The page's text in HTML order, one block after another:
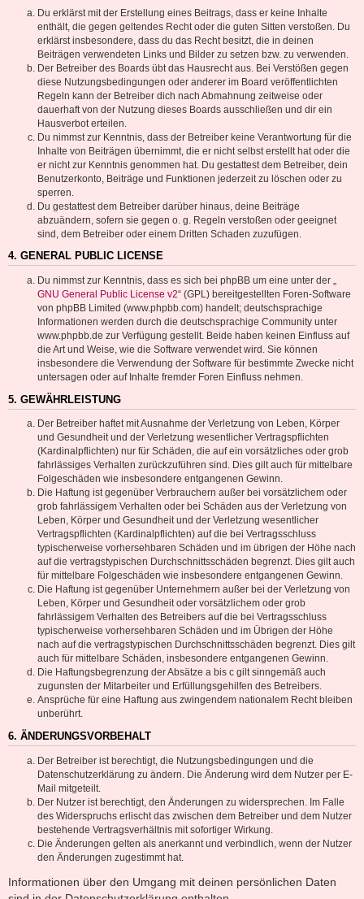
Du erklärst mit der Erstellung eines Beitrags, dass er keine Inhalte
enthält, die gegen geltendes Recht oder die guten Sitten verstoßen. Du
erklärst insbesondere, dass du das Recht besitzt, die in deinen
Beiträgen verwendeten Links und Bilder zu setzen bzw. zu verwenden.
Der Betreiber des Boards übt das Hausrecht aus. Bei Verstößen gegen
diese Nutzungsbedingungen oder anderer im Board veröffentlichten
Regeln kann der Betreiber dich nach Abmahnung zeitweise oder
dauerhaft von der Nutzung dieses Boards ausschließen und dir ein
Hausverbot erteilen.
Du nimmst zur Kenntnis, dass der Betreiber keine Verantwortung für die
Inhalte von Beiträgen übernimmt, die er nicht selbst erstellt hat oder die
er nicht zur Kenntnis genommen hat. Du gestattest dem Betreiber, dein
Benutzerkonto, Beiträge und Funktionen jederzeit zu löschen oder zu
sperren.
Du gestattest dem Betreiber darüber hinaus, deine Beiträge
abzuändern, sofern sie gegen o. g. Regeln verstoßen oder geeignet
sind, dem Betreiber oder einem Dritten Schaden zuzufügen.
4. GENERAL PUBLIC LICENSE
Du nimmst zur Kenntnis, dass es sich bei phpBB um eine unter der „
GNU General Public License v2“ (GPL) bereitgestellten Foren-Software
von phpBB Limited (www.phpbb.com) handelt; deutschsprachige
Informationen werden durch die deutschsprachige Community unter
www.phpbb.de zur Verfügung gestellt. Beide haben keinen Einfluss auf
die Art und Weise, wie die Software verwendet wird. Sie können
insbesondere die Verwendung der Software für bestimmte Zwecke nicht
untersagen oder auf Inhalte fremder Foren Einfluss nehmen.
5. GEWÄHRLEISTUNG
Der Betreiber haftet mit Ausnahme der Verletzung von Leben, Körper
und Gesundheit und der Verletzung wesentlicher Vertragspflichten
(Kardinalpflichten) nur für Schäden, die auf ein vorsätzliches oder grob
fahrlässiges Verhalten zurückzuführen sind. Dies gilt auch für mittelbare
Folgeschäden wie insbesondere entgangenen Gewinn.
Die Haftung ist gegenüber Verbrauchern außer bei vorsätzlichem oder
grob fahrlässigem Verhalten oder bei Schäden aus der Verletzung von
Leben, Körper und Gesundheit und der Verletzung wesentlicher
Vertragspflichten (Kardinalpflichten) auf die bei Vertragsschluss
typischerweise vorhersehbaren Schäden und im übrigen der Höhe nach
auf die vertragstypischen Durchschnittsschäden begrenzt. Dies gilt auch
für mittelbare Folgeschäden wie insbesondere entgangenen Gewinn.
Die Haftung ist gegenüber Unternehmern außer bei der Verletzung von
Leben, Körper und Gesundheit oder vorsätzlichem oder grob
fahrlässigem Verhalten des Betreibers auf die bei Vertragsschluss
typischerweise vorhersehbaren Schäden und im Übrigen der Höhe
nach auf die vertragstypischen Durchschnittsschäden begrenzt. Dies gilt
auch für mittelbare Schäden, insbesondere entgangenen Gewinn.
Die Haftungsbegrenzung der Absätze a bis c gilt sinngemäß auch
zugunsten der Mitarbeiter und Erfüllungsgehilfen des Betreibers.
Ansprüche für eine Haftung aus zwingendem nationalem Recht bleiben
unberührt.
6. ÄNDERUNGSVORBEHALT
Der Betreiber ist berechtigt, die Nutzungsbedingungen und die
Datenschutzerklärung zu ändern. Die Änderung wird dem Nutzer per E-
Mail mitgeteilt.
Der Nutzer ist berechtigt, den Änderungen zu widersprechen. Im Falle
des Widerspruchs erlischt das zwischen dem Betreiber und dem Nutzer
bestehende Vertragsverhältnis mit sofortiger Wirkung.
Die Änderungen gelten als anerkannt und verbindlich, wenn der Nutzer
den Änderungen zugestimmt hat.
Informationen über den Umgang mit deinen persönlichen Daten